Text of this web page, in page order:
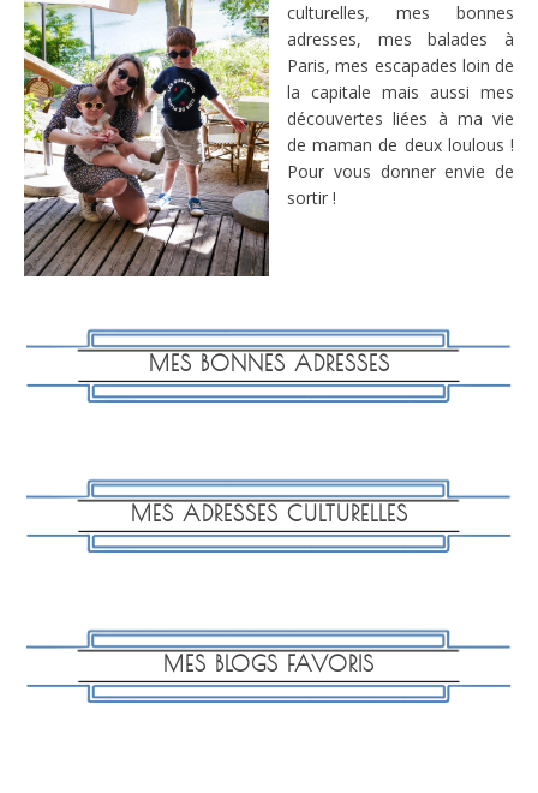
culturelles, mes bonnes
adresses, mes balades à
Paris, mes escapades loin de
la capitale mais aussi mes
découvertes liées à ma vie
de maman de deux loulous !
Pour vous donner envie de
sortir !
MES BONNES ADRESSES
MES ADRESSES CULTURELLES
MES BLOGS FAVORIS